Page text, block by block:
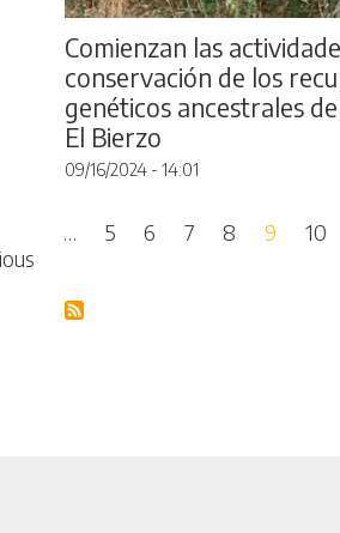
Comienzan las
conservación de los
genéticos ancestrales
El Bierzo
09/16/2024 - 14:01
Pagination
Previous page
… 5 6 7 8 9 10